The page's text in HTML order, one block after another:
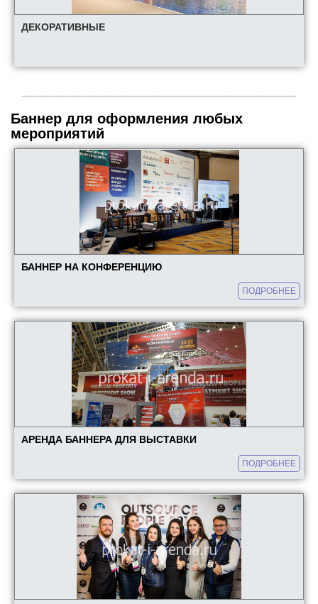
ДЕКОРАТИВНЫЕ
Баннер для оформления любых
мероприятий
БАННЕР НА КОНФЕРЕНЦИЮ
ПОДРОБНЕЕ
АРЕНДА БАННЕРА ДЛЯ ВЫСТАВКИ
ПОДРОБНЕЕ